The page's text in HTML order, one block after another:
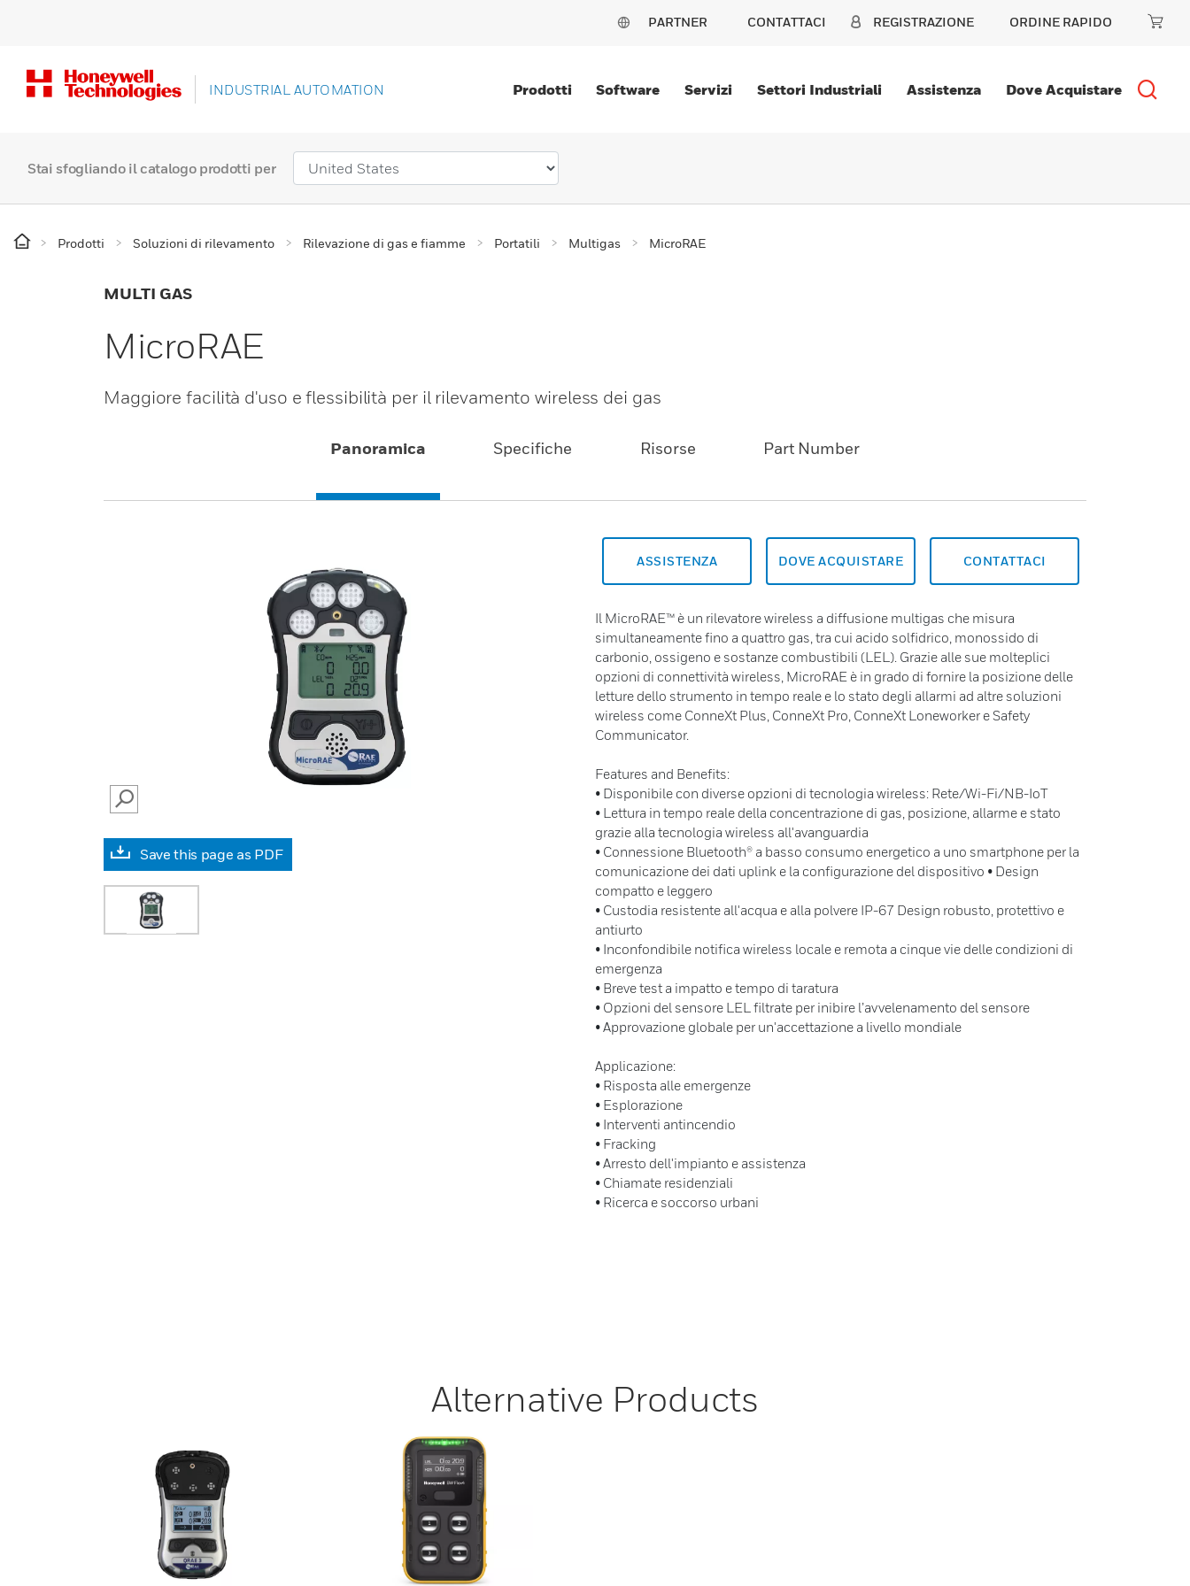
PARTNER CONTATTACI REGISTRAZIONE ORDINE RAPIDO
INDUSTRIAL AUTOMATION Prodotti Software Servizi Settori Industriali Assistenza Dove Acquistare
Stai sfogliando il catalogo prodotti per
Prodotti Soluzioni di rilevamento Rilevazione di gas e fiamme Portatili Multigas MicroRAE
MULTI GAS
MicroRAE
Maggiore facilità d'uso e flessibilità per il rilevamento wireless dei gas
Panoramica Specifiche Risorse Part Number
SEARCH
Save this page as PDF
ASSISTENZA DOVE ACQUISTARE CONTATTACI
Il MicroRAE™ è un rilevatore wireless a diffusione multigas che misura
simultaneamente fino a quattro gas, tra cui acido solfidrico, monossido di
carbonio, ossigeno e sostanze combustibili (LEL). Grazie alle sue molteplici
opzioni di connettività wireless, MicroRAE è in grado di fornire la posizione delle
letture dello strumento in tempo reale e lo stato degli allarmi ad altre soluzioni
wireless come ConneXt Plus, ConneXt Pro, ConneXt Loneworker e Safety
Communicator.
Features and Benefits:
• Disponibile con diverse opzioni di tecnologia wireless: Rete/Wi-Fi/NB-IoT
• Lettura in tempo reale della concentrazione di gas, posizione, allarme e stato
grazie alla tecnologia wireless all'avanguardia
• Connessione Bluetooth® a basso consumo energetico a uno smartphone per la
comunicazione dei dati uplink e la configurazione del dispositivo • Design
compatto e leggero
• Custodia resistente all'acqua e alla polvere IP-67 Design robusto, protettivo e
antiurto
• Inconfondibile notifica wireless locale e remota a cinque vie delle condizioni di
emergenza
• Breve test a impatto e tempo di taratura
• Opzioni del sensore LEL filtrate per inibire l’avvelenamento del sensore
• Approvazione globale per un'accettazione a livello mondiale
Applicazione:
• Risposta alle emergenze
• Esplorazione
• Interventi antincendio
• Fracking
• Arresto dell'impianto e assistenza
• Chiamate residenziali
• Ricerca e soccorso urbani
Alternative Products